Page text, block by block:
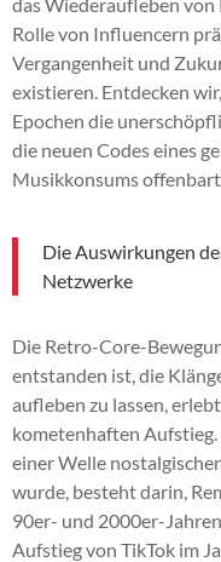
Rolle von Influencern
Vergangenheit und
existieren. Entdecken
Epochen die
die neuen Codes eines
Musikkonsums offenbart.
Die Auswirkungen
Netzwerke
Die Retro-Core-
entstanden ist, die
aufleben zu lassen,
kometenhaften
einer Welle
wurde, besteht darin,
90er- und 2000er-
Aufstieg von TikTok im